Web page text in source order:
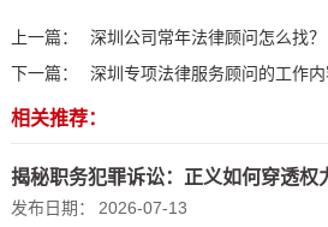
上一篇：
深圳公司常年法律顾问怎么找？
下一篇：
深圳专项法律服务顾问的工作
相关推荐：
揭秘职务犯罪诉讼：正义如何穿透权
发布日期：
2026-07-13